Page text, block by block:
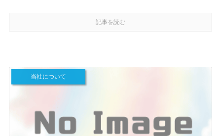
記事を読む
当社について